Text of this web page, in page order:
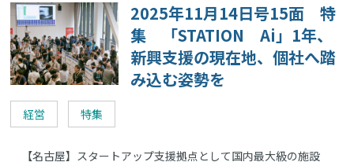
2025年11月14日号15面 特
集 「STATION Ai」1年、
新興支援の現在地、個社へ踏
み込む姿勢を
経営 特集
【名古屋】スタートアップ支援拠点として国内最大級の施設